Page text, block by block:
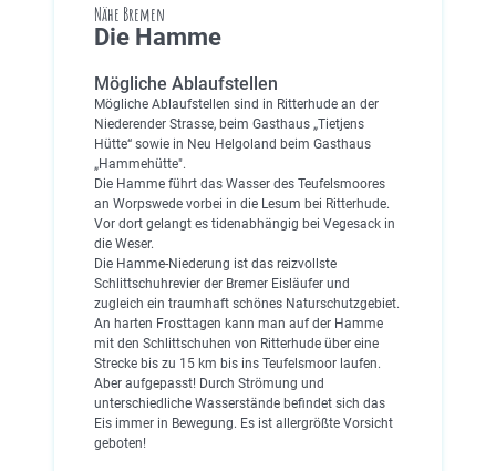
Nähe Bremen
Die Hamme
Mögliche Ablaufstellen
Mögliche Ablaufstellen sind in Ritterhude an der
Niederender Strasse, beim Gasthaus „Tietjens
Hütte“ sowie in Neu Helgoland beim Gasthaus
„Hammehütte".
Die Hamme führt das Wasser des Teufelsmoores
an Worpswede vorbei in die Lesum bei Ritterhude.
Vor dort gelangt es tidenabhängig bei Vegesack in
die Weser.
Die Hamme-Niederung ist das reizvollste
Schlittschuhrevier der Bremer Eisläufer und
zugleich ein traumhaft schönes Naturschutzgebiet.
An harten Frosttagen kann man auf der Hamme
mit den Schlittschuhen von Ritterhude über eine
Strecke bis zu 15 km bis ins Teufelsmoor laufen.
Aber aufgepasst! Durch Strömung und
unterschiedliche Wasserstände befindet sich das
Eis immer in Bewegung. Es ist allergrößte Vorsicht
geboten!